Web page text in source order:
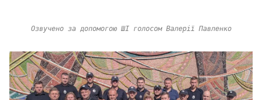
Озвучено за допомогою ШІ голосом Валерії Павленко